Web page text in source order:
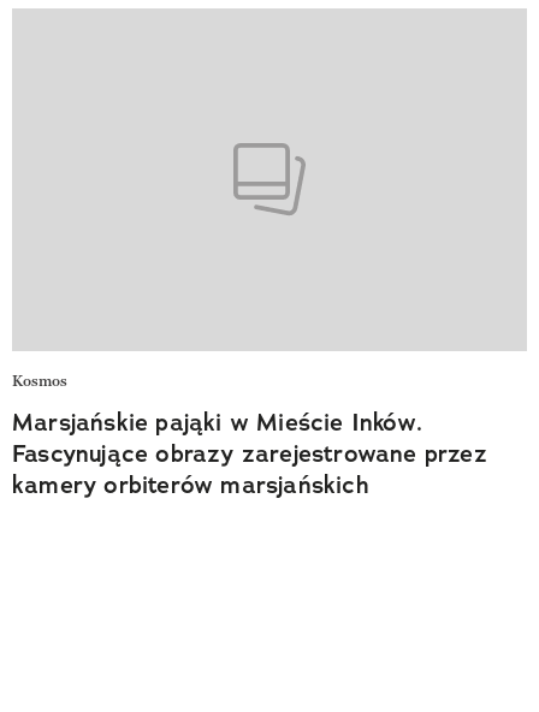
Kosmos
Marsjańskie pająki w Mieście Inków.
Fascynujące obrazy zarejestrowane przez
kamery orbiterów marsjańskich